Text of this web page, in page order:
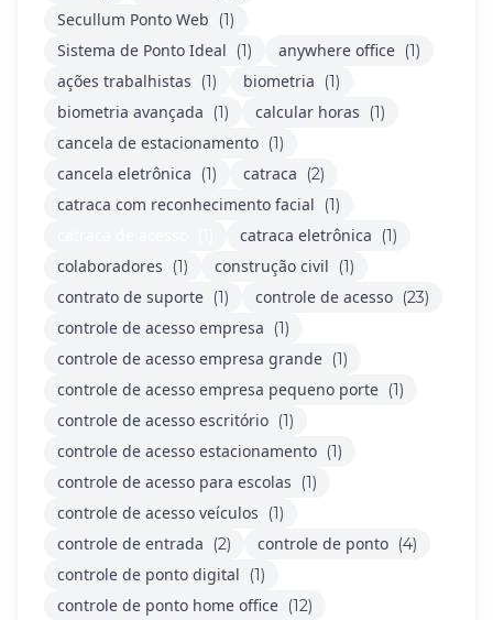
Secullum Ponto Web (1)
Sistema de Ponto Ideal (1) anywhere office (1)
ações trabalhistas (1) biometria (1)
biometria avançada (1) calcular horas (1)
cancela de estacionamento (1)
cancela eletrônica (1) catraca (2)
catraca com reconhecimento facial (1)
catraca eletrônica (1)
colaboradores (1) construção civil (1)
contrato de suporte (1) controle de acesso (23)
controle de acesso empresa (1)
controle de acesso empresa grande (1)
controle de acesso empresa pequeno porte (1)
controle de acesso escritório (1)
controle de acesso estacionamento (1)
controle de acesso para escolas (1)
controle de acesso veículos (1)
controle de entrada (2) controle de ponto (4)
controle de ponto digital (1)
controle de ponto home office (12)